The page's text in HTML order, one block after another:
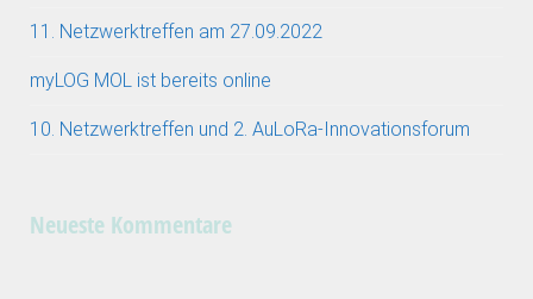
11. Netzwerktreffen am 27.09.2022
myLOG MOL ist bereits online
10. Netzwerktreffen und 2. AuLoRa-Innovationsforum
Neueste Kommentare